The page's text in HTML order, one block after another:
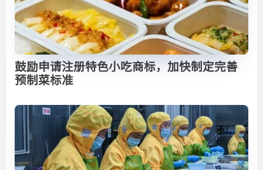
鼓励申请注册特色小吃商标，加快制定完善
预制菜标准